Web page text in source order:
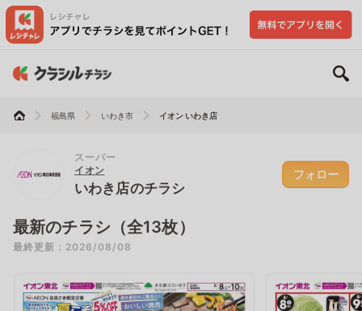
福島県 いわき市 イオン いわき店
スーパー
イオン
いわき店のチラシ
フォロー
最新のチラシ（全13枚）
最終更新：2026/08/08